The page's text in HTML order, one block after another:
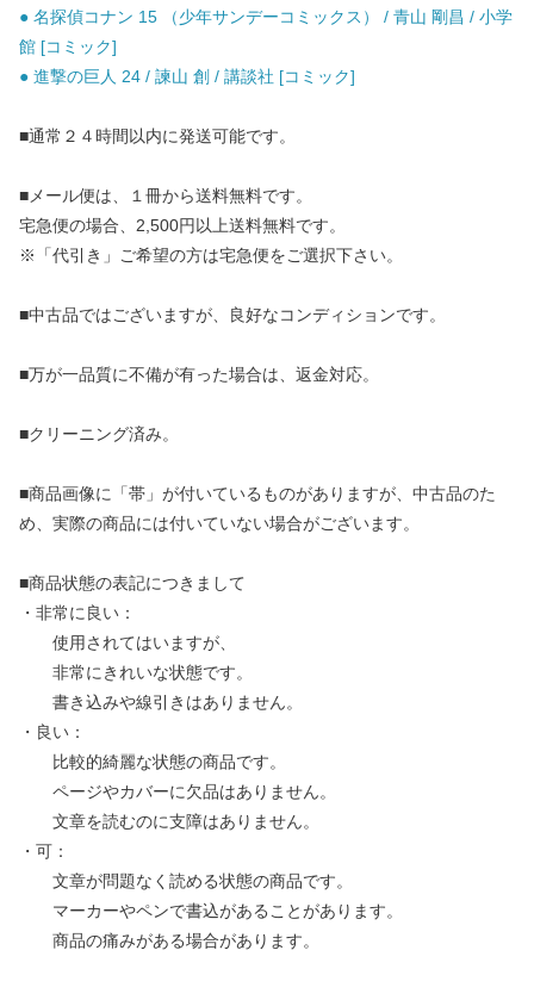
● 名探偵コナン 15 （少年サンデーコミックス） / 青山 剛昌 / 小学
館 [コミック]
● 進撃の巨人 24 / 諫山 創 / 講談社 [コミック]
■通常２４時間以内に発送可能です。
■メール便は、１冊から送料無料です。
宅急便の場合、2,500円以上送料無料です。
※「代引き」ご希望の方は宅急便をご選択下さい。
■中古品ではございますが、良好なコンディションです。
■万が一品質に不備が有った場合は、返金対応。
■クリーニング済み。
■商品画像に「帯」が付いているものがありますが、中古品のた
め、実際の商品には付いていない場合がございます。
■商品状態の表記につきまして
・非常に良い：
使用されてはいますが、
非常にきれいな状態です。
書き込みや線引きはありません。
・良い：
比較的綺麗な状態の商品です。
ページやカバーに欠品はありません。
文章を読むのに支障はありません。
・可：
文章が問題なく読める状態の商品です。
マーカーやペンで書込があることがあります。
商品の痛みがある場合があります。